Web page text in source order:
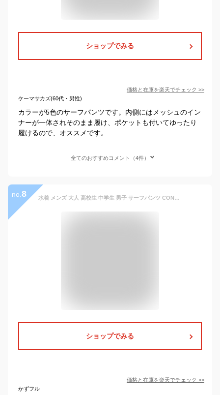
ショップでみる
価格と在庫を楽天でチェック >>
ケーマサカズ(60代・男性)
カラーが5色のサーフパンツです。内側にはメッシュのイン
ナーが一体されそのまま履け、ポケットも付いてゆったり
履けるので、オススメです。
全てのおすすめコメント（4件）
no. 8 水着 メンズ 大人 高校生 中学生 男子 サーフパンツ CONVERSE コンバース M L LL ゆったり 大きいサイズ 男の子 ティーンズ ジュニア ハーフパンツ 海パン おしゃれ
ショップでみる
価格と在庫を楽天でチェック >>
かずフル